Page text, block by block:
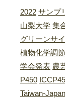
2022 サンプ
山梨大学 集
グリーンサ
植物化学調
学会発表 農
P450
Taiwan-